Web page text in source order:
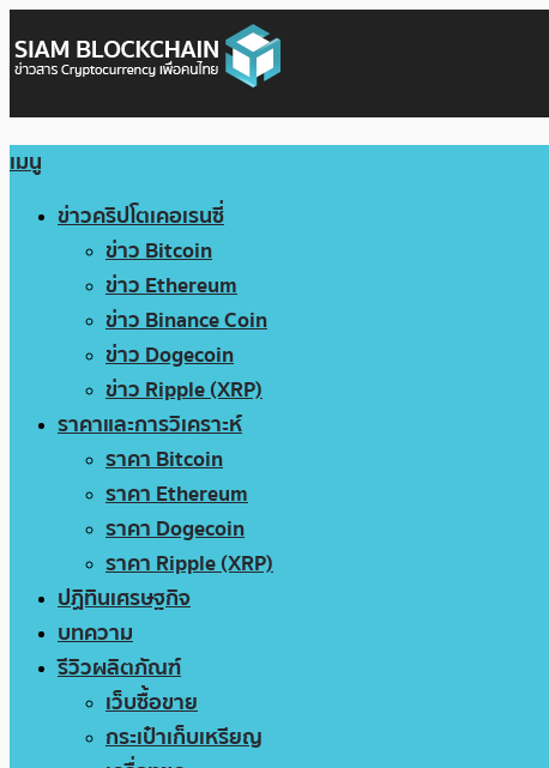
เมนู
ข่าวคริปโตเคอเรนซี่
ข่าว Bitcoin
ข่าว Ethereum
ข่าว Binance Coin
ข่าว Dogecoin
ข่าว Ripple (XRP)
ราคาและการวิเคราะห์
ราคา Bitcoin
ราคา Ethereum
ราคา Dogecoin
ราคา Ripple (XRP)
ปฏิทินเศรษฐกิจ
บทความ
รีวิวผลิตภัณฑ์
เว็บซื้อขาย
กระเป๋าเก็บเหรียญ